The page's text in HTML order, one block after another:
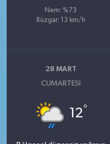
Nem: %73
Rüzgar: 13 km/h
28 MART
CUMARTESI
12°